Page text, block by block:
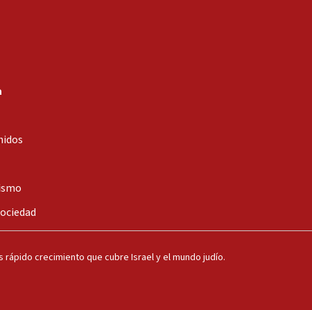
rápido crecimiento que cubre Israel y el mundo judío.